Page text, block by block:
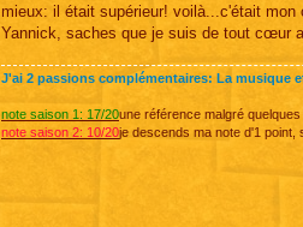
mieux: il était supérieur! voilà...c'était mon
Yannick, saches que je suis de tout cœur
J'ai 2 passions complémentaires: La musique
note saison 1: 17/20une référence malgré
note saison 2: 10/20je descends ma note d'1 point,